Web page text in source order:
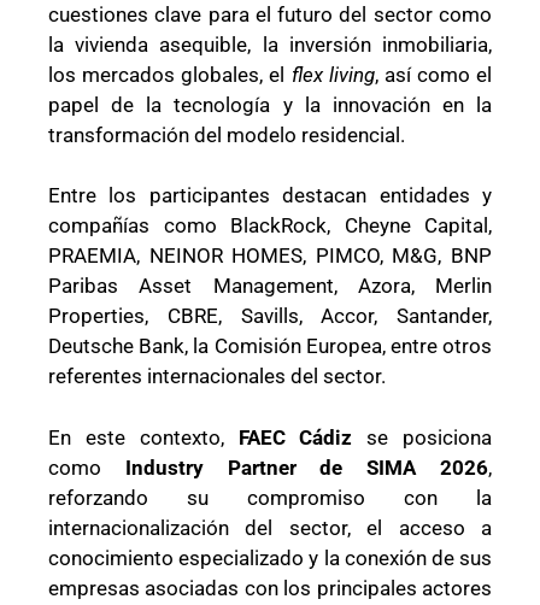
cuestiones clave para el futuro del sector como
la vivienda asequible, la inversión inmobiliaria,
los mercados globales, el flex living, así como el
papel de la tecnología y la innovación en la
transformación del modelo residencial.
Entre los participantes destacan entidades y
compañías como BlackRock, Cheyne Capital,
PRAEMIA, NEINOR HOMES, PIMCO, M&G, BNP
Paribas Asset Management, Azora, Merlin
Properties, CBRE, Savills, Accor, Santander,
Deutsche Bank, la Comisión Europea, entre otros
referentes internacionales del sector.
En este contexto, FAEC Cádiz se posiciona
como Industry Partner de SIMA 2026,
reforzando su compromiso con la
internacionalización del sector, el acceso a
conocimiento especializado y la conexión de sus
empresas asociadas con los principales actores